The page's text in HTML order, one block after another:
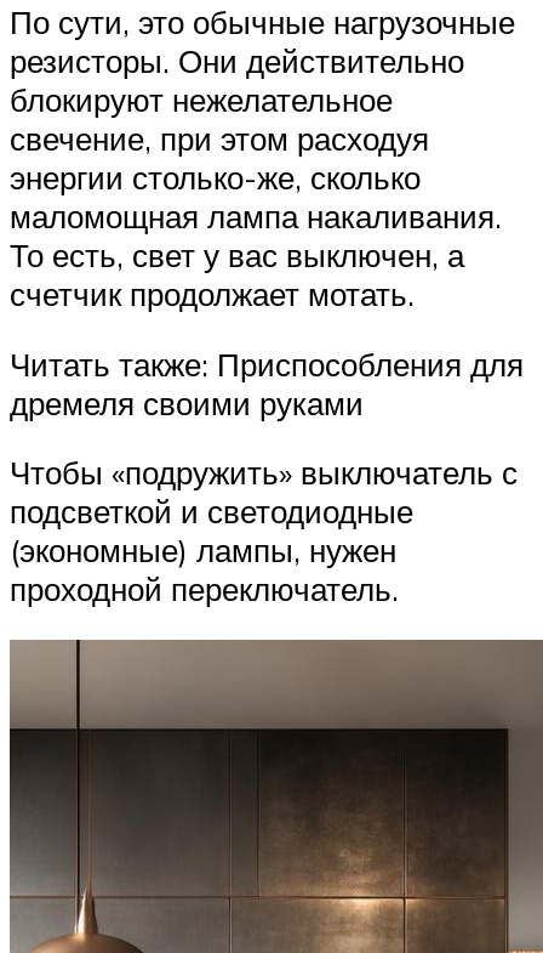
По сути, это обычные нагрузочные
резисторы. Они действительно
блокируют нежелательное
свечение, при этом расходуя
энергии столько-же, сколько
маломощная лампа накаливания.
То есть, свет у вас выключен, а
счетчик продолжает мотать.
Читать также: Приспособления для
дремеля своими руками
Чтобы «подружить» выключатель с
подсветкой и светодиодные
(экономные) лампы, нужен
проходной переключатель.